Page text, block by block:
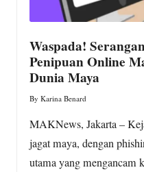
Waspada!
Penipuan Online
Dunia Maya
Posted
by
By Karina Benard
MAKNews, Jakarta –
jagat maya, dengan
utama yang mengancam